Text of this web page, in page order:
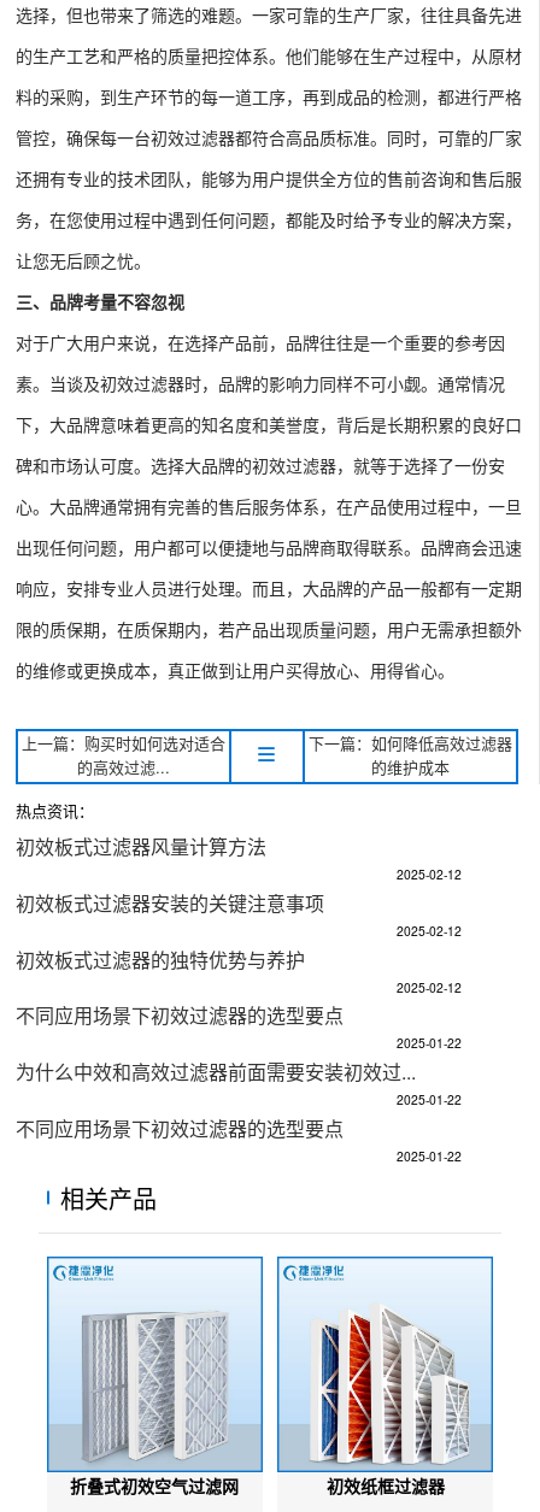
选择，但也带来了筛选的难题。一家可靠的生产厂家，往往具备先进
的生产工艺和严格的质量把控体系。他们能够在生产过程中，从原材
料的采购，到生产环节的每一道工序，再到成品的检测，都进行严格
管控，确保每一台初效过滤器都符合高品质标准。同时，可靠的厂家
还拥有专业的技术团队，能够为用户提供全方位的售前咨询和售后服
务，在您使用过程中遇到任何问题，都能及时给予专业的解决方案，
让您无后顾之忧。
三、品牌考量不容忽视
对于广大用户来说，在选择产品前，品牌往往是一个重要的参考因
素。当谈及初效过滤器时，品牌的影响力同样不可小觑。通常情况
下，大品牌意味着更高的知名度和美誉度，背后是长期积累的良好口
碑和市场认可度。选择大品牌的初效过滤器，就等于选择了一份安
心。大品牌通常拥有完善的售后服务体系，在产品使用过程中，一旦
出现任何问题，用户都可以便捷地与品牌商取得联系。品牌商会迅速
响应，安排专业人员进行处理。而且，大品牌的产品一般都有一定期
限的质保期，在质保期内，若产品出现质量问题，用户无需承担额外
的维修或更换成本，真正做到让用户买得放心、用得省心。
上一篇：购买时如何选对适合
的高效过滤...
下一篇：如何降低高效过滤器
的维护成本
热点资讯：
初效板式过滤器风量计算方法
2025-02-12
初效板式过滤器安装的关键注意事项
2025-02-12
初效板式过滤器的独特优势与养护
2025-02-12
不同应用场景下初效过滤器的选型要点
2025-01-22
为什么中效和高效过滤器前面需要安装初效过...
2025-01-22
不同应用场景下初效过滤器的选型要点
2025-01-22
相关产品
折叠式初效空气过滤网 初效纸框过滤器